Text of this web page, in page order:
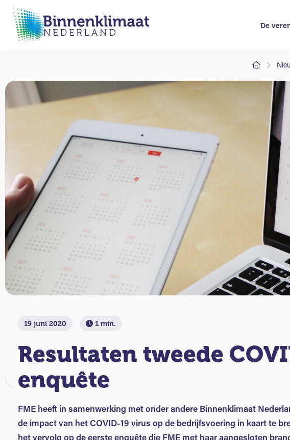
De
19 juni 2020 1 min.
Resultaten tweede
enquête
FME heeft in samenwerking met onder andere Binnenklimaat
de impact van het COVID-19 virus op de bedrijfsvoering in kaart te
het vervolg op de eerste enquête die FME met haar aangesloten